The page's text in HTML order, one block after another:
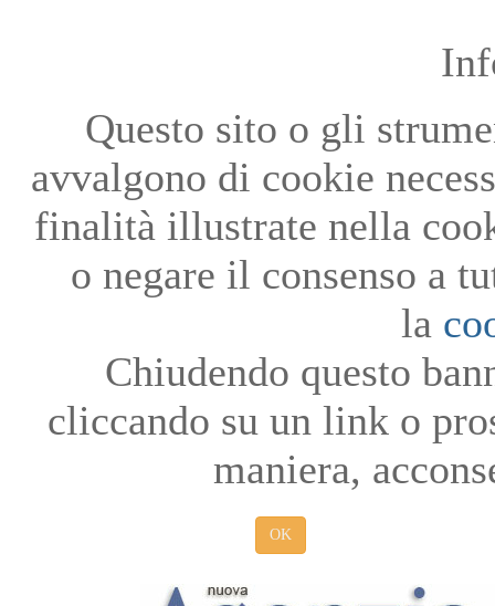
Questo sito o gli
avvalgono di cookie
finalità illustrate nella
o negare il consenso a
la
Chiudendo questo
cliccando su un link o
maniera,
OK